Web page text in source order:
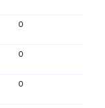
0
0
0